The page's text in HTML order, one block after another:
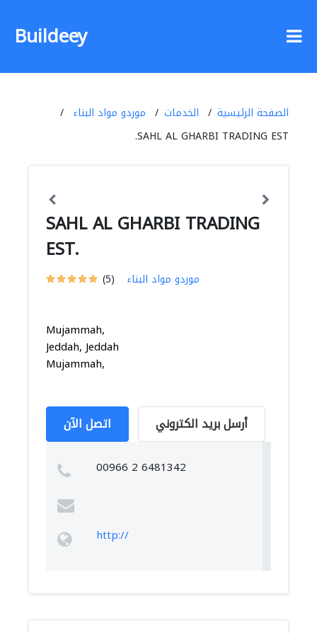
Buildeey
الصفحة الرئيسية الخدمات
موردو مواد البناء
SAHL AL GHARBI TRADING EST.
SAHL AL GHARBI TRADING
EST.
(5) موردو مواد البناء
Mujammah,
Jeddah, Jeddah
Mujammah,
اتصل الآن أرسل بريد الكتروني
00966 2 6481342
http://